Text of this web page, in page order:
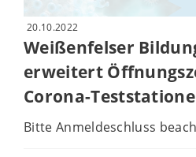
20.10.2022
Weißenfelser
erweitert
Corona-
Bitte Anmeldeschluss